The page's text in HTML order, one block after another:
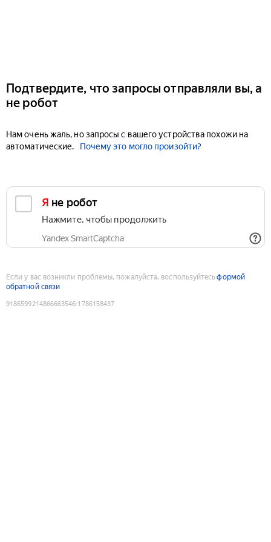
Подтвердите, что запросы отправляли вы, а
не робот
Нам очень жаль, но запросы с вашего устройства похожи на
автоматические.
Почему это могло произойти?
Я не робот
Нажмите, чтобы продолжить
Yandex SmartCaptcha
Если у вас возникли проблемы, пожалуйста, воспользуйтесьформой
обратной связи
9186599214866663546:1786158437